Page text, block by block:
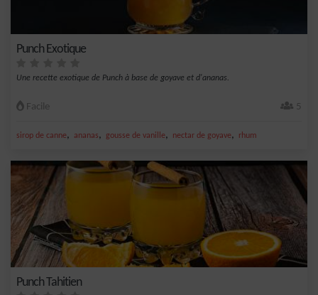
Punch Exotique
Une recette exotique de Punch à base de goyave et d'ananas.
Facile 5
sirop de canne, ananas, gousse de vanille, nectar de goyave, rhum
Punch Tahitien